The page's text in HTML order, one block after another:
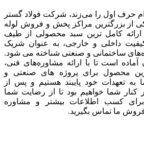
حرف اول را می‌زند، شرکت فولاد گستر
از بزرگترین مراکز پخش و فروش لوله
ارائه کامل ترین سبد محصولی از طیف
داخلی و خارجی، به عنوان شریک
ساختمانی و صنعتی شناخته می شود.
است تا با ارائه مشاوره‌های فنی،
محصول برای پروژه های صنعتی و
به تعهدات خود پایبند هستیم و پس از
شما خواهیم بود تا از رضایت شما
کسب اطلاعات بیشتر و مشاوره
ما تماس بگیرید.